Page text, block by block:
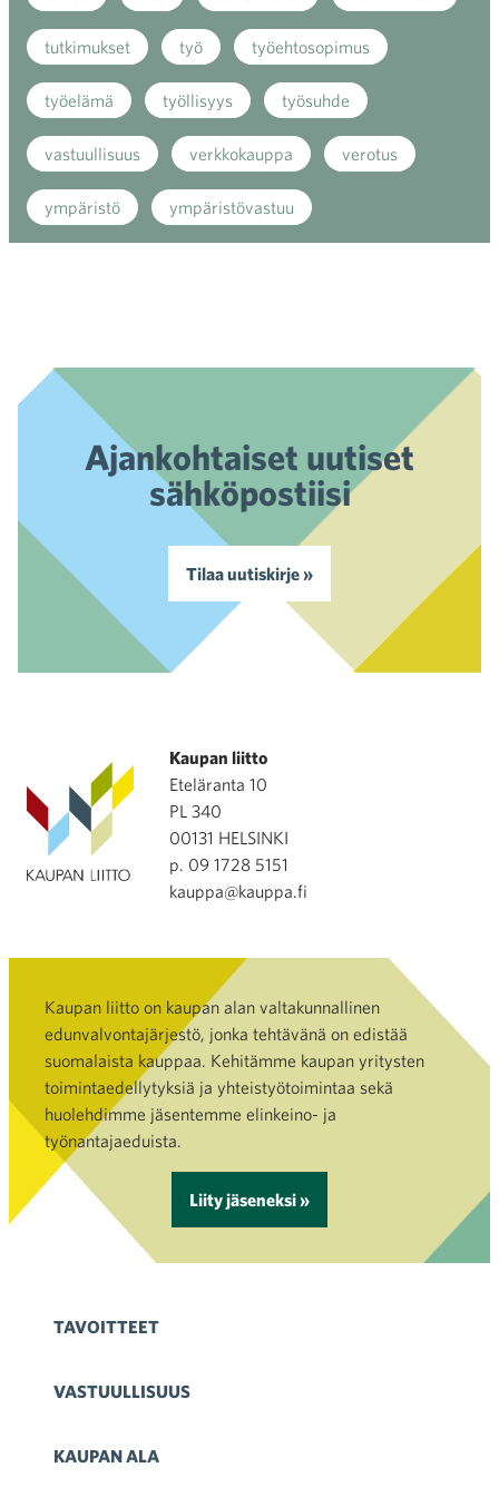
tutkimukset työ työehtosopimus
työelämä työllisyys työsuhde
vastuullisuus verkkokauppa verotus
ympäristö ympäristövastuu
Ajankohtaiset uutiset
sähköpostiisi
Tilaa uutiskirje »
Kaupan liitto
Eteläranta 10
PL 340
00131 HELSINKI
p. 09 1728 5151
kauppa@kauppa.fi
Kaupan liitto on kaupan alan valtakunnallinen
edunvalvontajärjestö, jonka tehtävänä on edistää
suomalaista kauppaa. Kehitämme kaupan yritysten
toimintaedellytyksiä ja yhteistyötoimintaa sekä
huolehdimme jäsentemme elinkeino- ja
työnantajaeduista.
Liity jäseneksi »
TAVOITTEET
VASTUULLISUUS
KAUPAN ALA